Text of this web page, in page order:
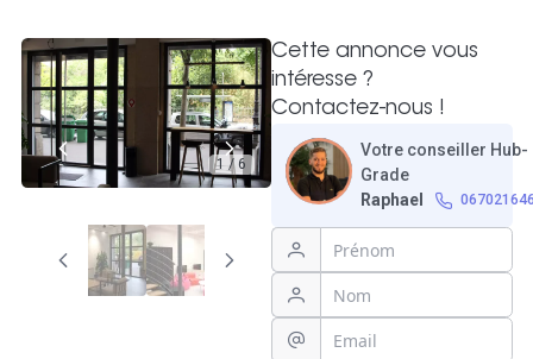
1 / 6
Cette annonce vous
intéresse ?
Contactez-nous !
Votre conseiller Hub-
Grade
Raphael